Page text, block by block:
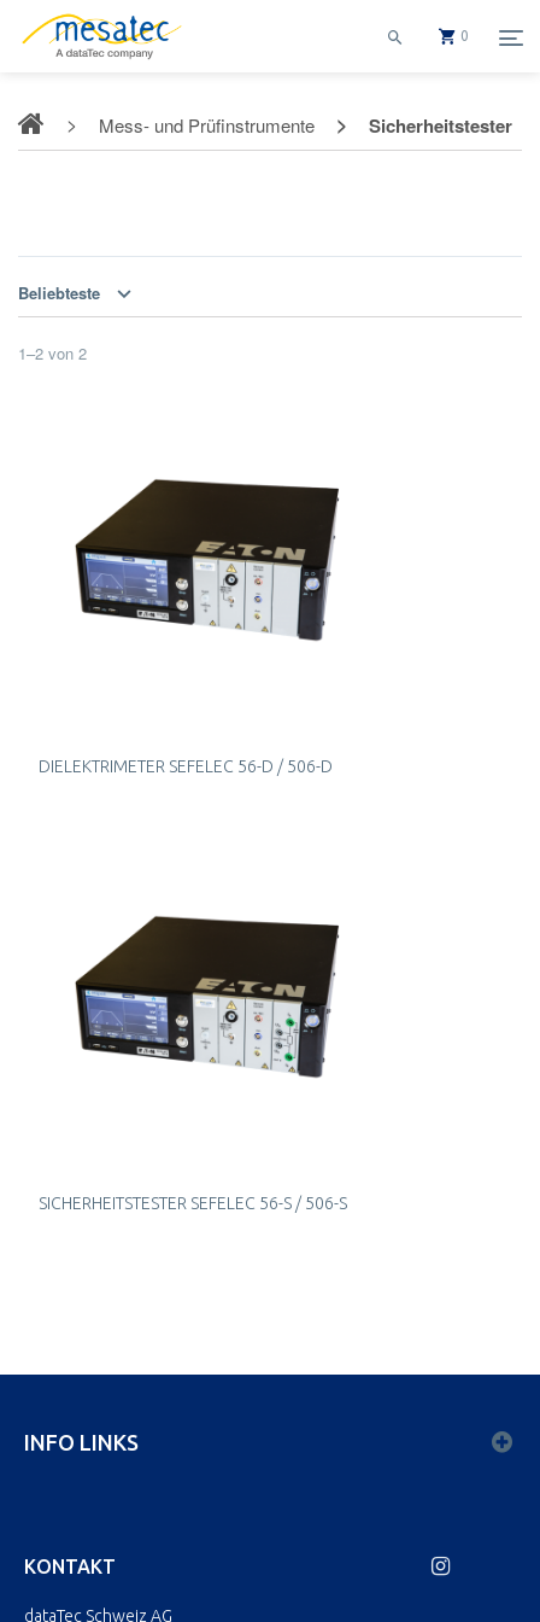
0
Mess- und Prüfinstrumente Sicherheitstester
Beliebteste
1–2 von 2
DIELEKTRIMETER SEFELEC 56-D / 506-D
SICHERHEITSTESTER SEFELEC 56-S / 506-S
INFO LINKS
KONTAKT
dataTec Schweiz AG